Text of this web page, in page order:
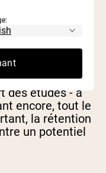
des études - a
encore, tout le
la rétention
un potentiel